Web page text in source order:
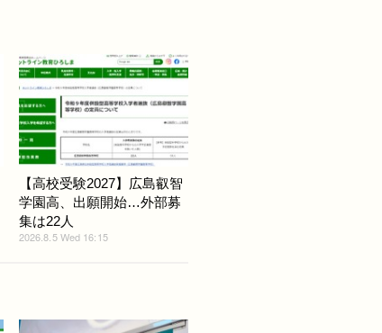
【高校受験2027】広島叡智
学園高、出願開始…外部募
集は22人
2026.8.5 Wed 16:15